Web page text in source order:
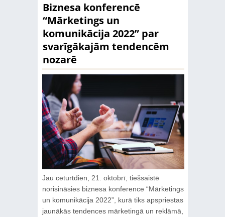
Biznesa konferencē
“Mārketings un
komunikācija 2022” par
svarīgākajām tendencēm
nozarē
Jau ceturtdien, 21. oktobrī, tiešsaistē
norisināsies biznesa konference “Mārketings
un komunikācija 2022”, kurā tiks apspriestas
jaunākās tendences mārketingā un reklāmā,